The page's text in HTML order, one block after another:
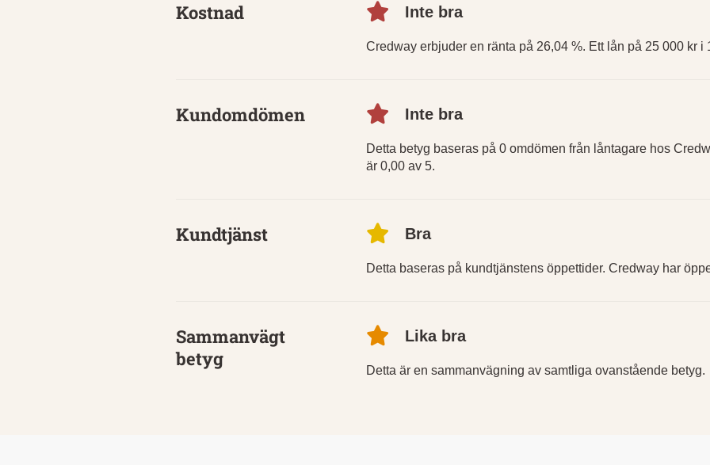
Kostnad Inte bra
Credway erbjuder en ränta på 26,04 %. Ett lån på 25 000 kr i
Kundomdömen Inte bra
Detta betyg baseras på 0 omdömen från låntagare hos
är 0,00 av 5.
Kundtjänst Bra
Detta baseras på kundtjänstens öppettider. Credway har
Sammanvägt
betyg
Lika bra
Detta är en sammanvägning av samtliga ovanstående betyg.